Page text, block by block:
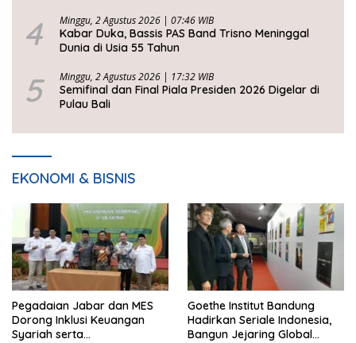
4 Minggu, 2 Agustus 2026 | 07:46 WIB
Kabar Duka, Bassis PAS Band Trisno Meninggal
Dunia di Usia 55 Tahun
5 Minggu, 2 Agustus 2026 | 17:32 WIB
Semifinal dan Final Piala Presiden 2026 Digelar di
Pulau Bali
EKONOMI & BISNIS
Pegadaian Jabar dan MES
Dorong Inklusi Keuangan
Syariah serta
Goethe Institut Bandung
Hadirkan Seriale Indonesia,
Bangun Jejaring Global